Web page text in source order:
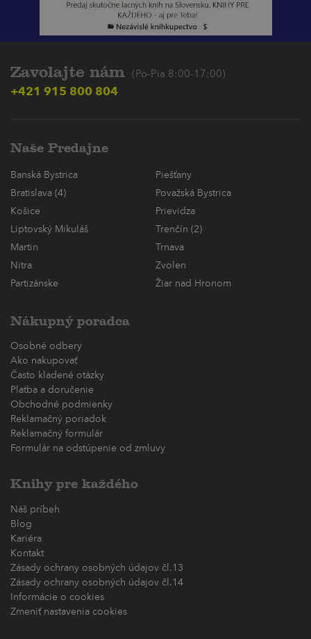
Zavolajte nám (Po-Pia 8:00-17:00)
+421 915 800 804
Naše Predajne
Banská Bystrica
Piešťany
Bratislava (4)
Považská Bystrica
Košice
Prievidza
Liptovský Mikuláš
Trenčín (2)
Martin
Trnava
Nitra
Zvolen
Partizánske
Žiar nad Hronom
Nákupný poradca
Osobné odbery
Ako nakupovať
Často kladené otázky
Platba a doručenie
Obchodné podmienky
Reklamačný poriadok
Reklamačný formulár
Formulár na odstúpenie od zmluvy
Knihy pre každého
Náš príbeh
Blog
Kariéra
Kontakt
Zásady ochrany osobných údajov čl.13
Zásady ochrany osobných údajov čl.14
Informácie o cookies
Zmeniť nastavenia cookies